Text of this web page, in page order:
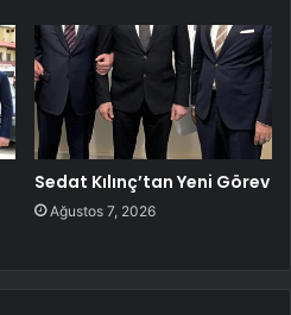
Sedat Kılınç’tan Yeni Görev
Ağustos 7, 2026